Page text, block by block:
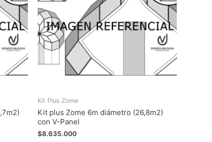
Kit Plus Zome
Kit plus Zome 6m diámetro (26,8m2)
con V-Panel
$8.635.000